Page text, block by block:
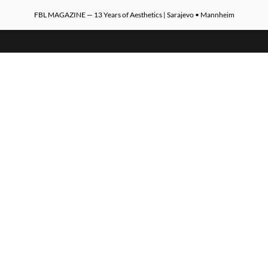
FBL MAGAZINE — 13 Years of Aesthetics | Sarajevo • Mannheim